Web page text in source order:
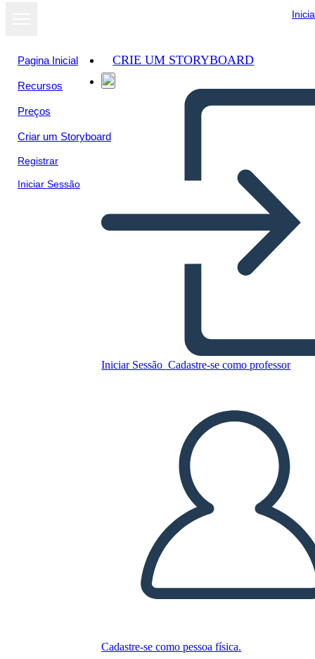
Pagina Inicial
Recursos
Preços
Criar um Storyboard
Registrar
Iniciar Sessão
CRIE UM STORYBOARD
Iniciar Sessão Cadastre-se como professor
Cadastre-se como pessoa física.
Copie este storyboard
REPRODUZIR APRESENTAÇÃO DE SLIDES
LEIA PRA MIM
Ver como
apresentação